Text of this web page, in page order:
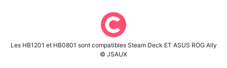
Les HB1201 et HB0801 sont compatibles Steam Deck ET ASUS ROG Ally
© JSAUX